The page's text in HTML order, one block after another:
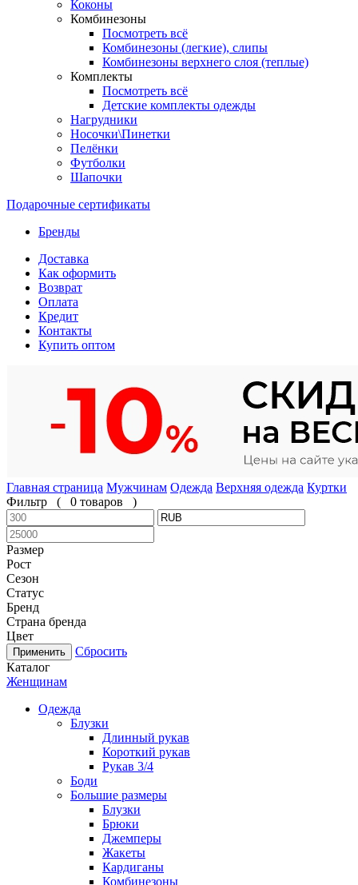
Коконы
Комбинезоны
Посмотреть всё
Комбинезоны (легкие), слипы
Комбинезоны верхнего слоя (теплые)
Комплекты
Посмотреть всё
Детские комплекты одежды
Нагрудники
Носочки\Пинетки
Пелёнки
Футболки
Шапочки
Подарочные сертификаты
Бренды
Доставка
Как оформить
Возврат
Оплата
Кредит
Контакты
Купить оптом
Главная страница Мужчинам Одежда Верхняя одежда Куртки
Фильтр
( 0 товаров )
Размер
Рост
Сезон
Статус
Бренд
Страна бренда
Цвет
Сбросить
Каталог
Женщинам
Одежда
Блузки
Длинный рукав
Короткий рукав
Рукав 3/4
Боди
Большие размеры
Блузки
Брюки
Джемперы
Жакеты
Кардиганы
Комбинезоны